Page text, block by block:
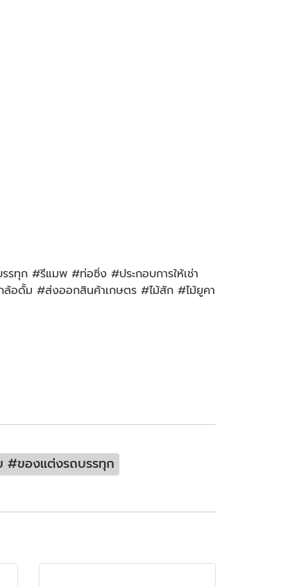
ก #รีแมพ #ท่อซิ่ง #ประกอบการให้เช่า
ล้อดั้ม #ส่งออกสินค้าเกษตร #ไม้สัก #ไม้ยูคา
ของแต่งรถบรรทุก